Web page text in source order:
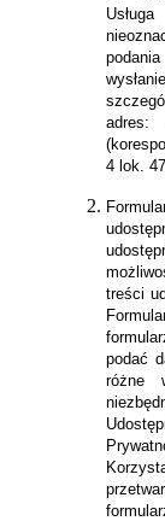
adres:
4 lok.
treści
podać
różne